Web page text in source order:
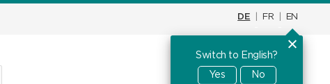
DE FR EN
Switch to English?
Yes
No
Warenkorb CHF0.00